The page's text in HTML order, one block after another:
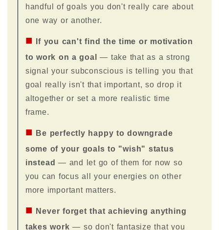
handful of goals you don't really care about
one way or another.
■
If you can't find the time or motivation
to work on a goal
— take that as a strong
signal your subconscious is telling you that
goal really isn't that important, so drop it
altogether or set a more realistic time
frame.
■
Be perfectly happy to downgrade
some of your goals to "wish" status
instead — and let go of them for now so
you can focus all your energies on other
more important matters.
■
Never forget that achieving anything
takes work — so don't fantasize that you